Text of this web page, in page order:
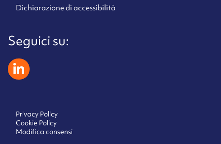
Dichiarazione di accessibilità
Seguici su:
zeliatech linkedin
Privacy Policy
Cookie Policy
Modifica consensi